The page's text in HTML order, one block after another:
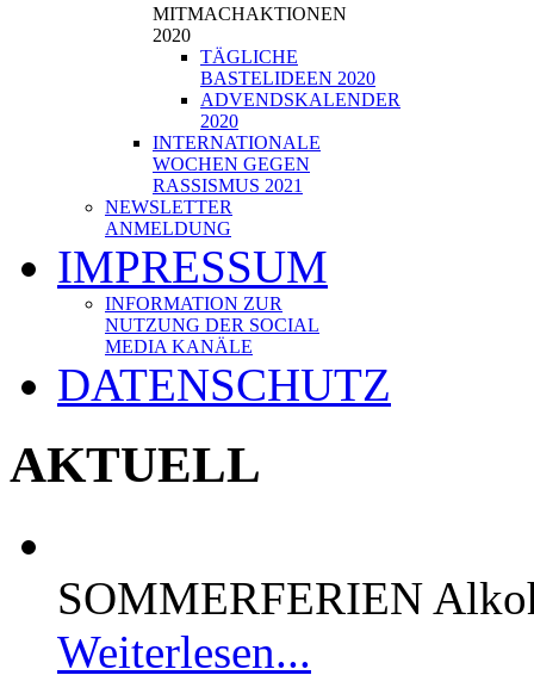
MITMACHAKTIONEN
2020
TÄGLICHE
BASTELIDEEN 2020
ADVENDSKALENDER
2020
INTERNATIONALE
WOCHEN GEGEN
RASSISMUS 2021
NEWSLETTER
ANMELDUNG
IMPRESSUM
INFORMATION ZUR
NUTZUNG DER SOCIAL
MEDIA KANÄLE
DATENSCHUTZ
AKTUELL
SOMMERFERIEN
Weiterlesen...